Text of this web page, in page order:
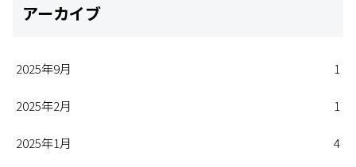
アーカイブ
2025年9月 1
2025年2月 1
2025年1月 4